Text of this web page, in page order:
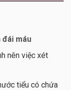
đái máu
nên việc xét
tiểu có chứa